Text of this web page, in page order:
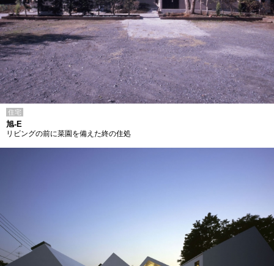
住宅
旭-E
リビングの前に菜園を備えた終の住処